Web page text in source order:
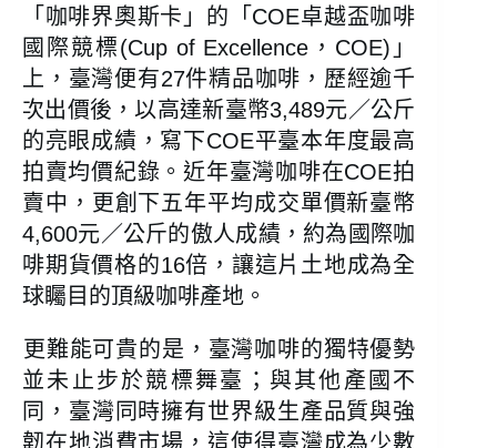
「咖啡界奧斯卡」的「COE卓越盃咖啡
國際競標(Cup of Excellence，COE)」
上，臺灣便有27件精品咖啡，歷經逾千
次出價後，以高達新臺幣3,489元／公斤
的亮眼成績，寫下COE平臺本年度最高
拍賣均價紀錄。近年臺灣咖啡在COE拍
賣中，更創下五年平均成交單價新臺幣
4,600元／公斤的傲人成績，約為國際咖
啡期貨價格的16倍，讓這片土地成為全
球矚目的頂級咖啡產地。
​​更難能可貴的是，臺灣咖啡的獨特優勢
並未止步於競標舞臺；與其他產國不
同，臺灣同時擁有世界級生產品質與強
韌在地消費市場，這使得臺灣成為少數